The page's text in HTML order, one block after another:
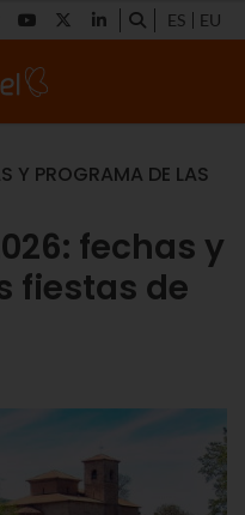
ES EU
Y PROGRAMA DE LAS
fechas y
fiestas de